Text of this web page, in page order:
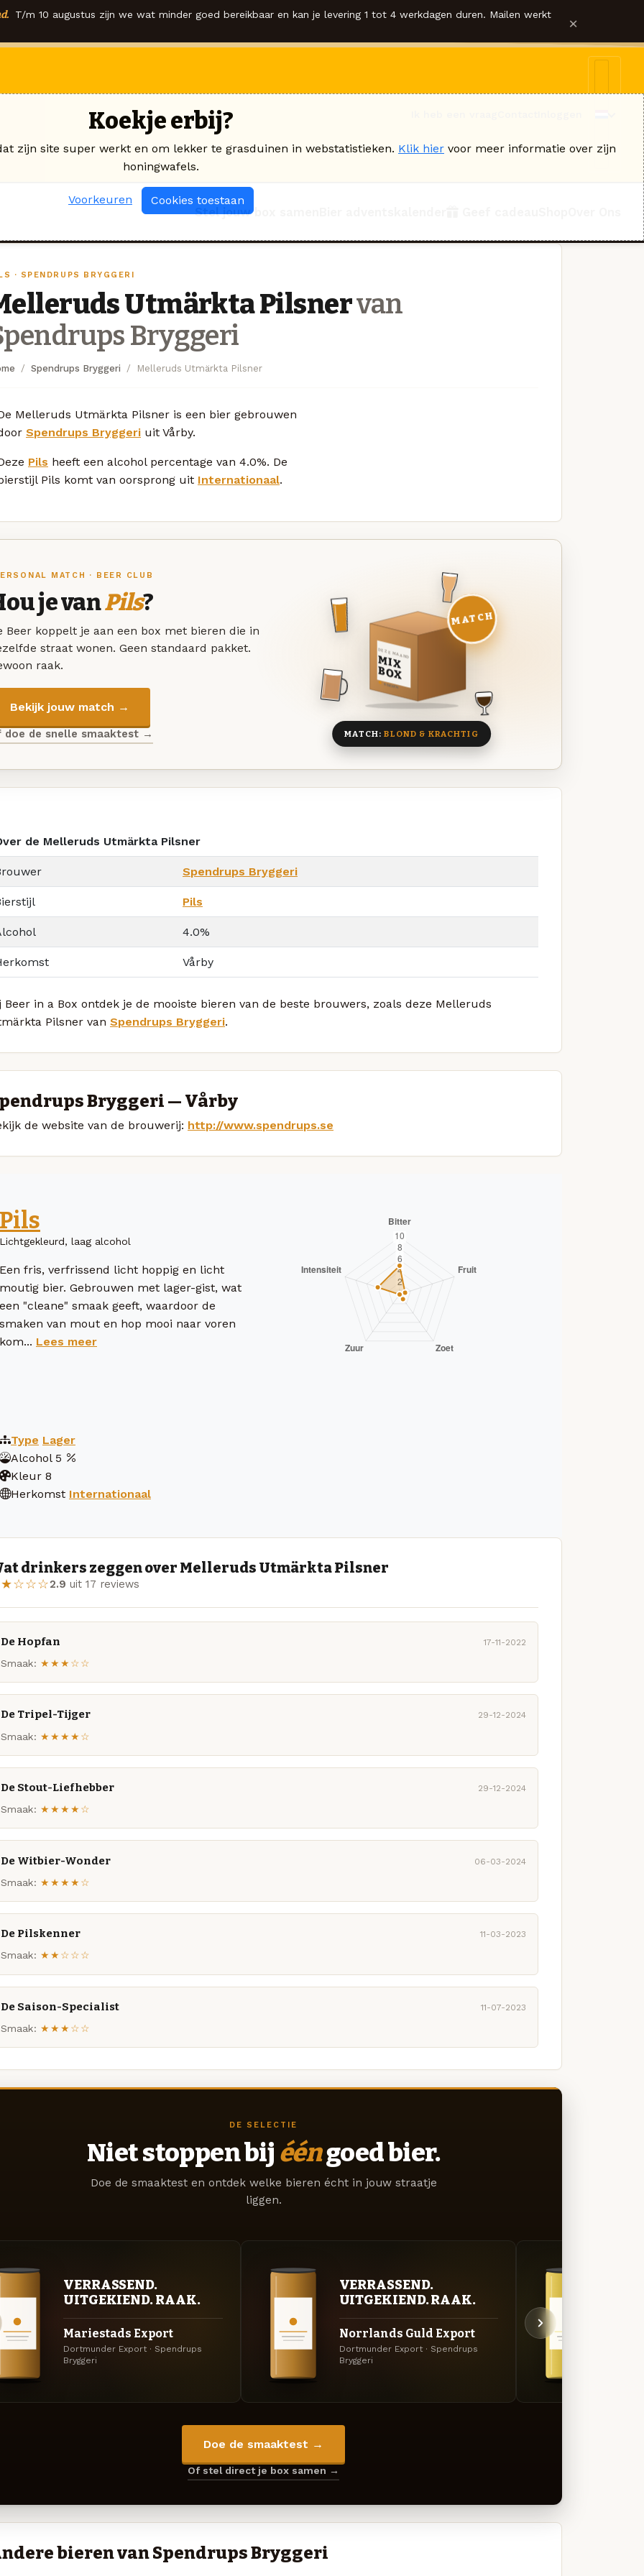
T/m 10 augustus zijn we wat minder goed bereikbaar en kan je levering 1 tot 4 werkdagen duren. Mailen werkt ×
Stel jouw box samen
· SPENDRUPS BRYGGERI
Utmärkta Pilsnervan
Bryggeri
Spendrups Bryggeri Melleruds Utmärkta Pilsner
Melleruds Utmärkta Pilsner is een bier gebrouwen
Spendrups Bryggeri uit Vårby.
Pils heeft een alcohol percentage van 4.0%. De
Pils komt van oorsprong uit Internationaal.
MATCH · BEER CLUB
je vanPils?
Beer koppelt je aan een box met bieren die in
straat wonen. Geen standaard pakket.
raak.
Bekijk jouw match →
doe de snelle smaaktest →
DEZE MAAND
MIX
BOX
8 BIEREN
MATCH
MATCH:BLOND & KRACHTIG
de Melleruds Utmärkta Pilsner
Spendrups Bryggeri
Pils
4.0%
Vårby
Beer in a Box ontdek je de mooiste bieren van de beste brouwers, zoals deze Melleruds
Pilsner van Spendrups Bryggeri.
Bryggeri — Vårby
de website van de brouwerij: http://www.spendrups.se
Pils
Lichtgekleurd, laag alcohol
Een fris, verfrissend licht hoppig en licht
moutig bier. Gebrouwen met lager-gist, wat
een "cleane" smaak geeft, waardoor de
smaken van mout en hop mooi naar voren
kom... Lees meer
Type Lager
Alcohol 5
Kleur 8
Herkomst Internationaal
drinkers zeggen over Melleruds Utmärkta Pilsner
2.9 uit 17 reviews
De Hopfan 17-11-2022
Smaak: ★★★☆☆
De Tripel-Tijger 29-12-2024
Smaak: ★★★★☆
De Stout-Liefhebber 29-12-2024
Smaak: ★★★★☆
De Witbier-Wonder 06-03-2024
Smaak: ★★★★☆
De Pilskenner 11-03-2023
Smaak: ★★☆☆☆
De Saison-Specialist 11-07-2023
Smaak: ★★★☆☆
DE SELECTIE
Niet stoppen bij ééngoed bier.
Doe de smaaktest en ontdek welke bieren écht in jouw straatje
liggen.
VERRASSEND.
UITGEKIEND. RAAK.
Mariestads Export
Dortmunder Export · Spendrups
Bryggeri
VERRASSEND.
UITGEKIEND. RAAK.
Norrlands Guld Export
Dortmunder Export · Spendrups
Bryggeri
Doe de smaaktest →
Of stel direct je box samen →
bieren van Spendrups Bryggeri
Koekje erbij?
zijn site super werkt en om lekker te grasduinen in webstatistieken. Klik hier voor meer informatie over zijn
honingwafels.
Voorkeuren Cookies toestaan